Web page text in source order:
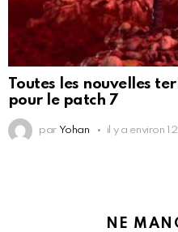
Toutes les nouvelles
pour le patch 7
par Yohan il y a environ
NE